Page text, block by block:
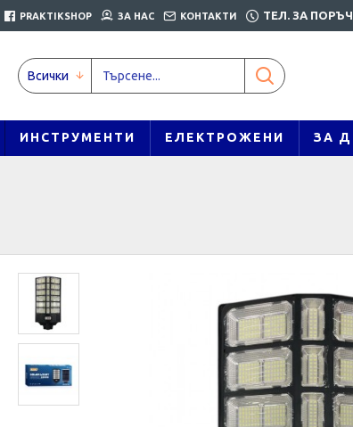
PRAKTIKSHOP ЗА НАС КОНТАКТИ ТЕЛ. ЗА
Всички
ИНСТРУМЕНТИ ЕЛЕКТРОЖЕНИ ЗА